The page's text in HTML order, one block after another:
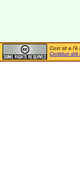
Cost sit a l'è
Certidun drit